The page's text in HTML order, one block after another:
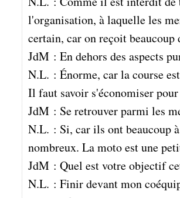
l'organisation, à laquelle les
certain, car on reçoit beaucoup
JdM : En dehors des aspects
N.L. : Énorme, car la course
Il faut savoir s'économiser
JdM : Se retrouver parmi les
N.L. : Si, car ils ont beaucoup
nombreux. La moto est une
JdM : Quel est votre objectif
N.L. : Finir devant mon